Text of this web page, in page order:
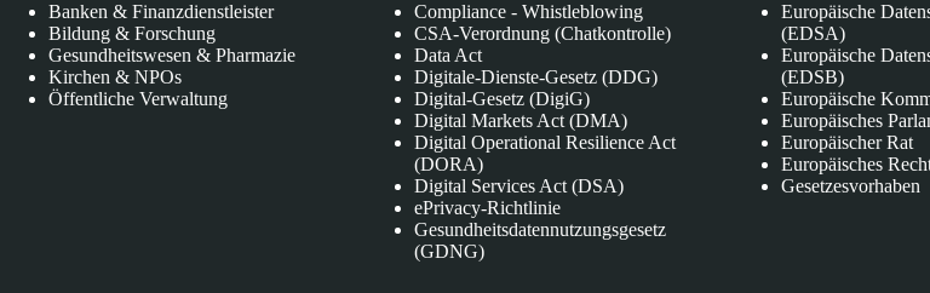
Banken & Finanzdienstleister
Bildung & Forschung
Gesundheitswesen & Pharmazie
Kirchen & NPOs
Öffentliche Verwaltung
Compliance - Whistleblowing
CSA-Verordnung (Chatkontrolle)
Data Act
Digitale-Dienste-Gesetz (DDG)
Digital-Gesetz (DigiG)
Digital Markets Act (DMA)
Digital Operational Resilience Act
(DORA)
Digital Services Act (DSA)
ePrivacy-Richtlinie
Gesundheitsdatennutzungsgesetz
(GDNG)
Europäische
(EDSA)
Europäische
(EDSB)
Europäische
Europäisches
Europäischer Rat
Europäisches
Gesetzesvorhaben